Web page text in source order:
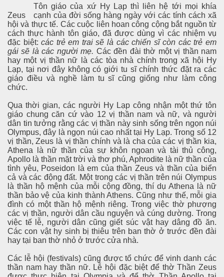
Zeus
Tôn giáo của xứ Hy Lạp thì liên hệ tới mọi khía
cạnh của đời sống hàng ngày với các tính cách xã
hội và thực tế. Các cuộc liên hoan công cộng bắt nguồn từ
cách thực hành tôn giáo, đã được dùng vì các nhiệm vụ
đặc biệt:các trẻ em trai sẽ là các chiến sĩ còn các trẻ em
gái sẽ là các người mẹ. Các đền đài thờ một vị thần nam
hay một vị thần nữ là các tòa nhà chính trong xã hội Hy
Lạp, tại nơi đây không có giới tu sĩ chính thức đặt ra các
giáo điều và nghề làm tu sĩ cũng giống như làm công
chức.
Qua thời gian, các người Hy Lạp công nhận một thứ tôn
giáo chung căn cứ vào 12 vị thần nam và nữ, và người
dân tin tưởng rằng các vị thần này sinh sống trên ngọn núi
Olympus, đây là ngọn núi cao nhất tại Hy Lạp. Trong số 12
vị thần, Zeus là vị thần chính và là cha của các vị thần kia,
Athena là nữ thần của sự khôn ngoan và tài thủ công,
Apollo là thần mặt trời và thơ phú, Aphrodite là nữ thần của
tình yêu, Poseidon là em của thần Zeus và thần của biển
cả và các động đất. Một trong các vị thần trên núi Olympus
là thần hộ mệnh của mỗi cộng đồng, thí dụ Athena là nữ
thần bảo vệ của kinh thành Athens. Cũng như thế, mỗi gia
đình có một thần hộ mệnh riêng. Trong việc thờ phượng
các vị thần, người dân cầu nguyện và cúng dường. Trong
việc tế lễ, người dân cũng giết súc vật hay dâng đồ ăn.
Các con vật hy sinh bị thiêu trên ban thờ ở trước đền đài
hay tại ban thờ nhỏ ở trước cửa nhà.
Các lễ hội (festivals) cũng được tổ chức để vinh danh các
thần nam hay thần nữ. Lễ hội đặc biệt để thờ Thần Zeus